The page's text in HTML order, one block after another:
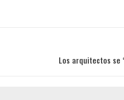
Los arquitectos se